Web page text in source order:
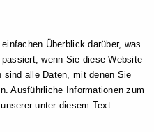
Überblick darüber, was
wenn Sie diese Website
sind alle Daten, mit denen Sie
Ausführliche Informationen zum
unter diesem Text